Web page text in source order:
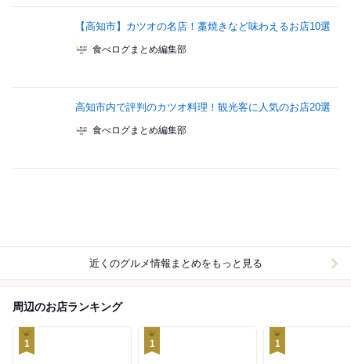
【高知市】カツオの名店！藁焼きなど味わえるお店10選
食べログまとめ編集部
高知市内で評判のカツオ料理！観光客に人気のお店20選
食べログまとめ編集部
近くのグルメ情報まとめをもっと見る
周辺のお店ランキング
1 1 1